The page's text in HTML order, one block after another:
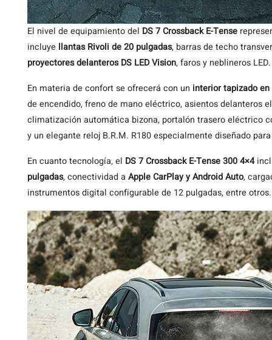
El nivel de equipamiento del DS 7 Crossback E-Tense
incluye llantas Rivoli de 20 pulgadas, barras de techo
proyectores delanteros DS LED Vision, faros y neblineros LED.
En materia de confort se ofrecerá con un interior tapizado
de encendido, freno de mano eléctrico, asientos delanteros
climatización automática bizona, portalón trasero eléctrico
y un elegante reloj B.R.M. R180 especialmente diseñado
En cuanto tecnología, el DS 7 Crossback E-Tense 300 4×4
pulgadas, conectividad a Apple CarPlay y Android Auto,
instrumentos digital configurable de 12 pulgadas, entre otros.